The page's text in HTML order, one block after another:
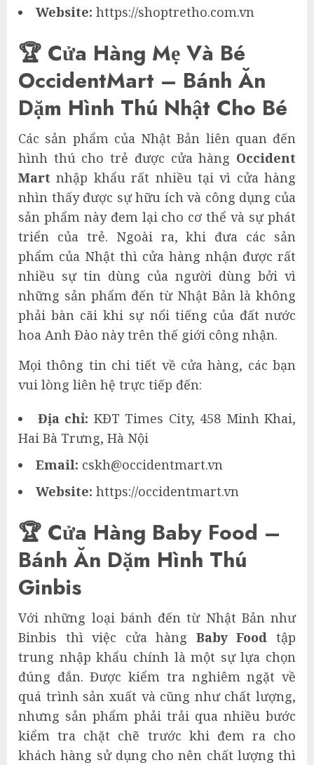
Website: https://shoptretho.com.vn
🏆 Cửa Hàng Mẹ Và Bé
OccidentMart – Bánh Ăn
Dặm Hình Thú Nhật Cho Bé
Các sản phẩm của Nhật Bản liên quan đến
hình thú cho trẻ được cửa hàng Occident
Martnhập khẩu rất nhiều tại vì cửa hàng
nhìn thấy được sự hữu ích và công dụng của
sản phẩm này đem lại cho cơ thể và sự phát
triển của trẻ. Ngoài ra, khi đưa các sản
phẩm của Nhật thì cửa hàng nhận được rất
nhiều sự tin dùng của người dùng bởi vì
những sản phẩm đến từ Nhật Bản là không
phải bàn cãi khi sự nổi tiếng của đất nước
hoa Anh Đào này trên thế giới công nhận.
Mọi thông tin chi tiết về cửa hàng, các bạn
vui lòng liên hệ trực tiếp đến:
Địa chỉ: KĐT Times City, 458 Minh Khai,
Hai Bà Trưng, Hà Nội
Email: cskh@occidentmart.vn
Website: https://occidentmart.vn
🏆 Cửa Hàng Baby Food –
Bánh Ăn Dặm Hình Thú
Ginbis
Với những loại bánh đến từ Nhật Bản như
Binbis thì việc cửa hàng Baby Foodtập
trung nhập khẩu chính là một sự lựa chọn
đúng đắn. Được kiểm tra nghiêm ngặt về
quá trình sản xuất và cũng như chất lượng,
nhưng sản phẩm phải trải qua nhiều bước
kiểm tra chặt chẽ trước khi đem ra cho
khách hàng sử dụng cho nên chất lượng thì